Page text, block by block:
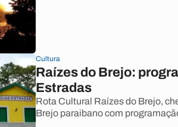
Cultura
Raízes do Brejo:
Estradas
Rota Cultural Raízes do Brejo,
Brejo paraibano com